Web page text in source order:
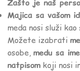
Zašto je naš
Majica sa vašom
meda nosi služi
Možete izabrati
osobe, medu sa
natpisomkoji nosi